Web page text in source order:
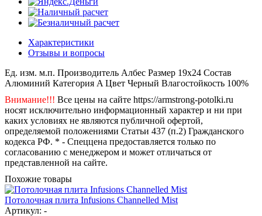
Характеристики
Отзывы и вопросы
Ед. изм. м.п. Производитель Албес Размер 19х24 Состав
Алюминий Категория A Цвет Черный Влагостойкость 100%
Внимание!!! Все цены на сайте https://armstrong-potolki.ru
носят исключительно информационный характер и ни при
каких условиях не являются публичной офертой,
определяемой положениями Статьи 437 (п.2) Гражданского
кодекса РФ. * - Спеццена предоставляется только по
согласованию с менеджером и может отличаться от
представленной на сайте.
Похожие товары
Потолочная плита Infusions Channelled Mist
Артикул: -